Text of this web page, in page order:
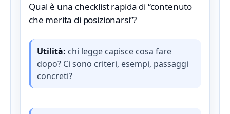
Qual è una checklist rapida di “contenuto
che merita di posizionarsi”?
Utilità: chi legge capisce cosa fare
dopo? Ci sono criteri, esempi, passaggi
concreti?